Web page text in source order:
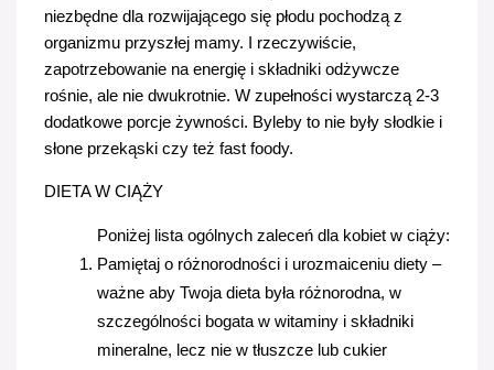
niezbędne dla rozwijającego się płodu pochodzą z
organizmu przyszłej mamy. I rzeczywiście,
zapotrzebowanie na energię i składniki odżywcze
rośnie, ale nie dwukrotnie. W zupełności wystarczą 2-3
dodatkowe porcje żywności. Byleby to nie były słodkie i
słone przekąski czy też fast foody.
DIETA W CIĄŻY
Poniżej lista ogólnych zaleceń dla kobiet w ciąży:
Pamiętaj o różnorodności i urozmaiceniu diety –
ważne aby Twoja dieta była różnorodna, w
szczególności bogata w witaminy i składniki
mineralne, lecz nie w tłuszcze lub cukier